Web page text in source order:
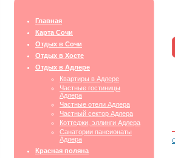
Главная
Карта Сочи
Отдых в Сочи
Отдых в Хосте
Отдых в Адлере
Квартиры в Адлере
Частные гостиницы
Адлера
Частные отели Адлера
Частный сектор Адлера
Коттеджи, эллинги Адлера
Санатории пансионаты
Адлера
Красная поляна